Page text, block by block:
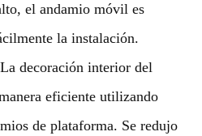
el andamio móvil es
la instalación.
decoración interior del
eficiente utilizando
de plataforma. Se redujo